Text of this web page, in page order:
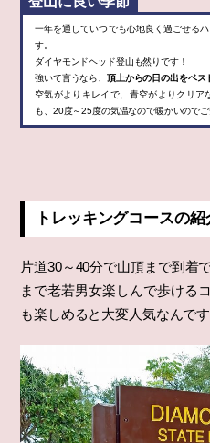
一年を通していつでも心地良く過ごせる
す。
ダイヤモンドヘッド登山も然りです！
強いて言うなら、 頂上からの日の出をベス
空気がよりキレイで、青空がよりクリア
も、20度～25度の気温なので暖かいのでご
トレッキングコースの紹
片道30～40分で山頂まで到着
まで老若男女楽しんで歩ける
も楽しめると大変人気なんです